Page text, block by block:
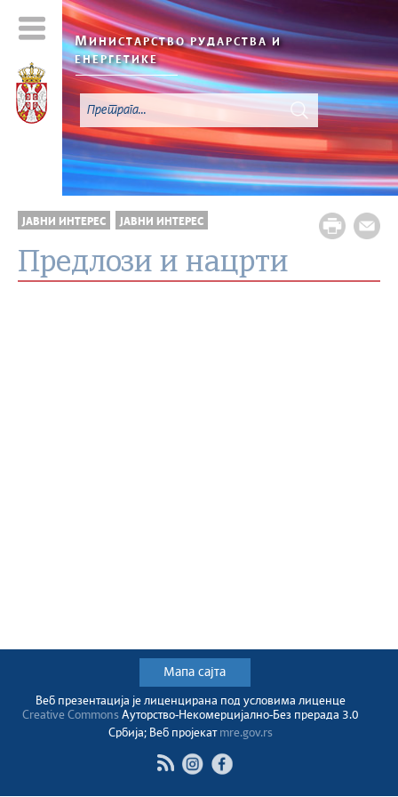
МИНИСТАРСТВО РУДАРСТВА И
ЕНЕРГЕТИКЕ
ЈАВНИ ИНТЕРЕС ЈАВНИ ИНТЕРЕС
Предлози и нацрти
Мапа сајта
Веб презентација jе лиценциранa под условима лиценце
Creative CommonsАуторство-Некомерцијално-Без прерада 3.0
Србија; Веб пројекат mre.gov.rs